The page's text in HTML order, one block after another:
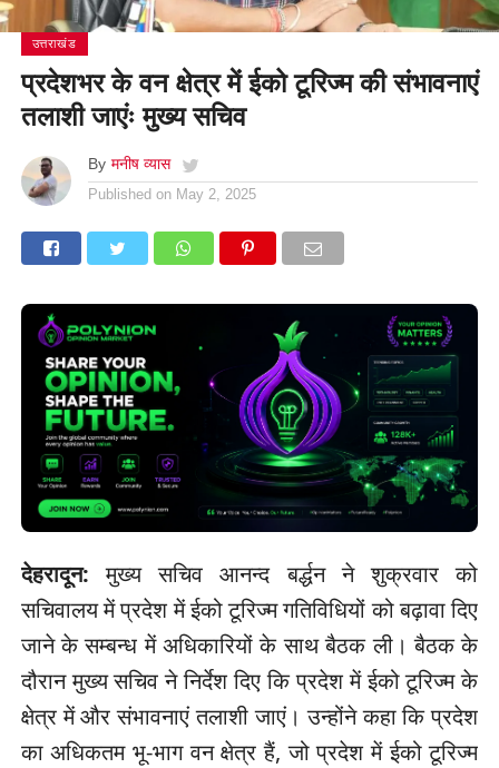
उत्तराखंड
प्रदेशभर के वन क्षेत्र में ईको टूरिज्म की संभावनाएं
तलाशी जाएंः मुख्य सचिव
By मनीष व्यास
Published on May 2, 2025
देहरादून: मुख्य सचिव आनन्द बर्द्धन ने शुक्रवार को
सचिवालय में प्रदेश में ईको टूरिज्म गतिविधियों को बढ़ावा दिए
जाने के सम्बन्ध में अधिकारियों के साथ बैठक ली। बैठक के
दौरान मुख्य सचिव ने निर्देश दिए कि प्रदेश में ईको टूरिज्म के
क्षेत्र में और संभावनाएं तलाशी जाएं। उन्होंने कहा कि प्रदेश
का अधिकतम भू-भाग वन क्षेत्र हैं, जो प्रदेश में ईको टूरिज्म